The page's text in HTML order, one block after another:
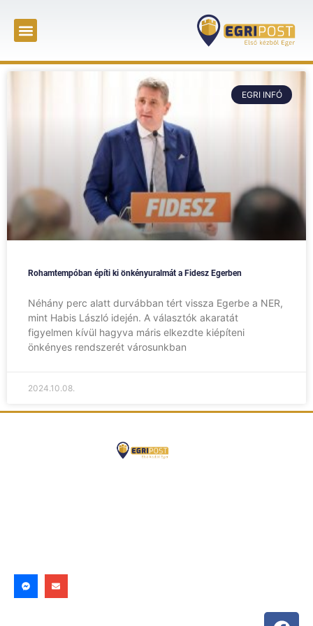
EGRI INFÓ
Rohamtempóban építi ki önkényuralmát a Fidesz Egerben
Néhány perc alatt durvábban tért vissza Egerbe a NER,
mint Habis László idején. A választók akaratát
figyelmen kívül hagyva máris elkezdte kiépíteni
önkényes rendszerét városunkban
2024.10.08.